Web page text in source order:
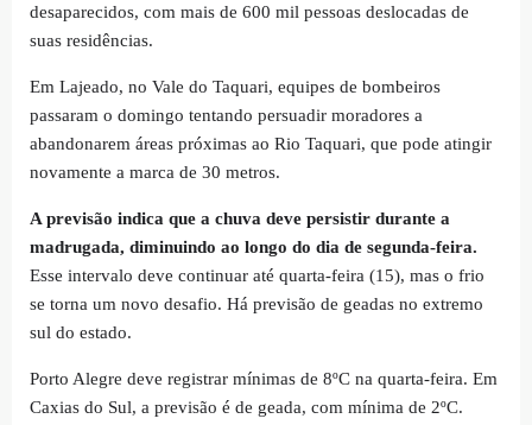
desaparecidos, com mais de 600 mil pessoas deslocadas de
suas residências.
Em Lajeado, no Vale do Taquari, equipes de bombeiros
passaram o domingo tentando persuadir moradores a
abandonarem áreas próximas ao Rio Taquari, que pode atingir
novamente a marca de 30 metros.
A previsão indica que a chuva deve persistir durante a
madrugada, diminuindo ao longo do dia de segunda-feira.
Esse intervalo deve continuar até quarta-feira (15), mas o frio
se torna um novo desafio. Há previsão de geadas no extremo
sul do estado.
Porto Alegre deve registrar mínimas de 8ºC na quarta-feira. Em
Caxias do Sul, a previsão é de geada, com mínima de 2ºC.